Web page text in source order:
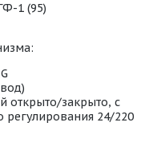
1 (95)
открыто/закрыто, с
24/220